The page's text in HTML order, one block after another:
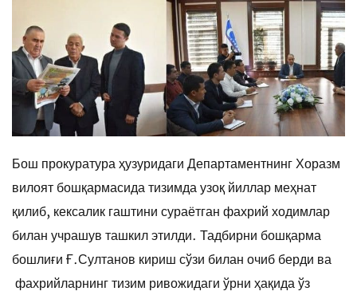
Бош прокуратура ҳузуридаги Департаментнинг Хоразм
вилоят бошқармасида тизимда узоқ йиллар меҳнат
қилиб, кексалик гаштини сураётган фахрий ходимлар
билан учрашув ташкил этилди. Тадбирни бошқарма
бошлиғи Ғ.Султанов кириш сўзи билан очиб берди ва
фахрийларнинг тизим ривожидаги ўрни ҳақида ўз